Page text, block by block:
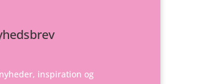
inspiration og